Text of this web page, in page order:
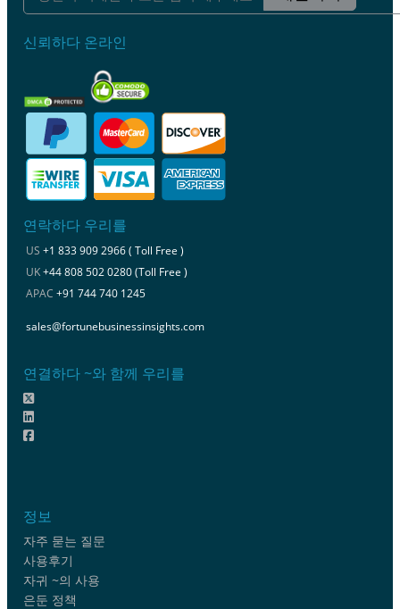
신뢰하다 온라인
연락하다 우리를
US +1 833 909 2966 ( Toll Free )
UK+44 808 502 0280 (Toll Free )
APAC +91 744 740 1245
sales@fortunebusinessinsights.com
연결하다 ~와 함께 우리를
정보
자주 묻는 질문
사용후기
자귀 ~의 사용
은둔 정책